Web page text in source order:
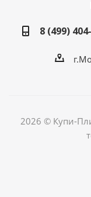
8 (499)
2026 © Купи-